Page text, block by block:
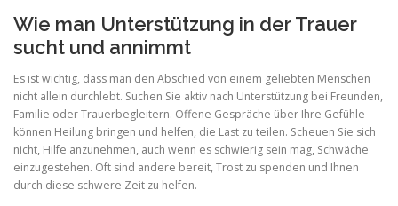
Wie man Unterstützung in der Trauer
sucht und annimmt
Es ist wichtig, dass man den Abschied von einem geliebten Menschen
nicht allein durchlebt. Suchen Sie aktiv nach Unterstützung bei Freunden,
Familie oder Trauerbegleitern. Offene Gespräche über Ihre Gefühle
können Heilung bringen und helfen, die Last zu teilen. Scheuen Sie sich
nicht, Hilfe anzunehmen, auch wenn es schwierig sein mag, Schwäche
einzugestehen. Oft sind andere bereit, Trost zu spenden und Ihnen
durch diese schwere Zeit zu helfen.